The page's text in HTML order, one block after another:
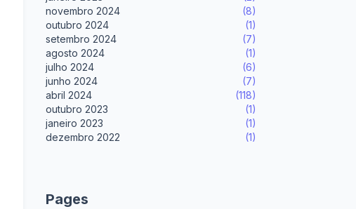
novembro 2024
(8)
outubro 2024
(1)
setembro 2024
(7)
agosto 2024
(1)
julho 2024
(6)
junho 2024
(7)
abril 2024
(118)
outubro 2023
(1)
janeiro 2023
(1)
dezembro 2022
(1)
Pages